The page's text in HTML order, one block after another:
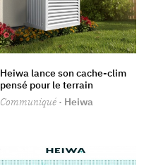
Heiwa lance son cache-clim
pensé pour le terrain
Communiqué · Heiwa